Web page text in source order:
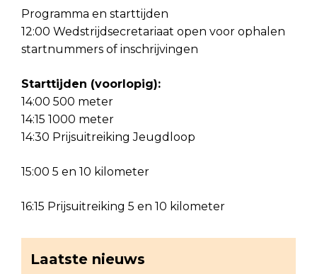
Programma en starttijden
12:00 Wedstrijdsecretariaat open voor ophalen
startnummers of inschrijvingen
Starttijden (voorlopig):
14:00 500 meter
14:15 1000 meter
14:30 Prijsuitreiking Jeugdloop
15:00 5 en 10 kilometer
16:15 Prijsuitreiking 5 en 10 kilometer
Laatste nieuws